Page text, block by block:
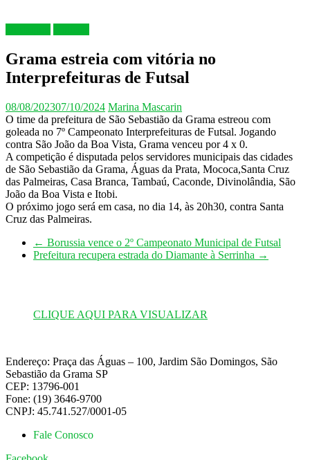
Grama estreia com vitória no
Interprefeituras de Futsal
08/08/202307/10/2024 Marina Mascarin
O time da prefeitura de São Sebastião da Grama estreou com
goleada no 7º Campeonato Interprefeituras de Futsal. Jogando
contra São João da Boa Vista, Grama venceu por 4 x 0.
A competição é disputada pelos servidores municipais das cidades
de São Sebastião da Grama, Águas da Prata, Mococa,Santa Cruz
das Palmeiras, Casa Branca, Tambaú, Caconde, Divinolândia, São
João da Boa Vista e Itobi.
O próximo jogo será em casa, no dia 14, às 20h30, contra Santa
Cruz das Palmeiras.
← Borussia vence o 2º Campeonato Municipal de Futsal
Prefeitura recupera estrada do Diamante à Serrinha →
CLIQUE AQUI PARA VISUALIZAR
Endereço: Praça das Águas – 100, Jardim São Domingos, São
Sebastião da Grama SP
CEP: 13796-001
Fone: (19) 3646-9700
CNPJ: 45.741.527/0001-05
Fale Conosco